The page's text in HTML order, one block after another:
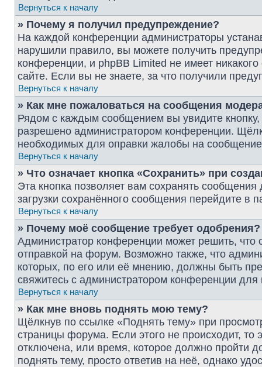
Вернуться к началу
» Почему я получил предупреждение?
На каждой конференции администраторы
нарушили правило, вы можете получить
конференции, и phpBB Limited не имеет
сайте. Если вы не знаете, за что получили
Вернуться к началу
» Как мне пожаловаться на сообщения
Рядом с каждым сообщением вы увидите
разрешено администратором конференции.
необходимых для оправки жалобы на
Вернуться к началу
» Что означает кнопка «Сохранить» при
Эта кнопка позволяет вам сохранять
загрузки сохранённого сообщения перейдите в
Вернуться к началу
» Почему моё сообщение требует одобрения?
Администратор конференции может решить,
отправкой на форум. Возможно также, что
которых, по его или её мнению, должны быть
свяжитесь с администратором конференции
Вернуться к началу
» Как мне вновь поднять мою тему?
Щёлкнув по ссылке «Поднять тему» при
страницы форума. Если этого не происходит, то
отключена, или время, которое должно пройти
поднять тему, просто ответив на неё, однако